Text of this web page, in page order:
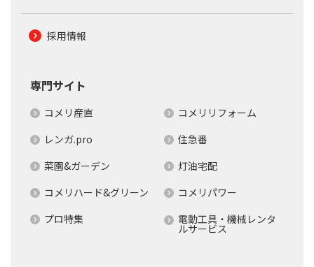
採用情報
専門サイト
コメリ産直
コメリリフォーム
レンガ.pro
住急番
菜園&ガーデン
灯油宅配
コメリハード&グリーン
コメリパワー
プロ特集
電動工具・機械レンタ
ルサービス